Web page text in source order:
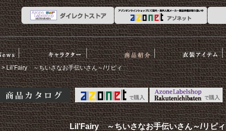
ストーリー 商品紹介 衣装アイテム
> Lil’Fairy ～ちいさなお手伝いさん～/リピィ
商品カタログ
Lil’Fairy ～ちいさなお手伝いさん～/リピィ